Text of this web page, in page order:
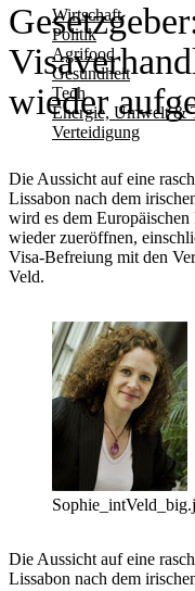
Wirtschaft
Politik
Agrifood
Gesundheit
Tech
Energie, Umwelt &
Verteidigung
wieder
Die Aussicht auf eine
Lissabon nach dem
wird es dem Europäischen
wieder zueröffnen,
Visa-Befreiung mit den
Veld.
Die Aussicht auf eine
Lissabon nach dem